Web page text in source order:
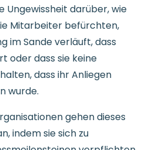
Ungewissheit darüber, wie
Mitarbeiter befürchten,
im Sande verläuft, dass
oder dass sie keine
dass ihr Anliegen
wurde.
gehen dieses
indem sie sich zu